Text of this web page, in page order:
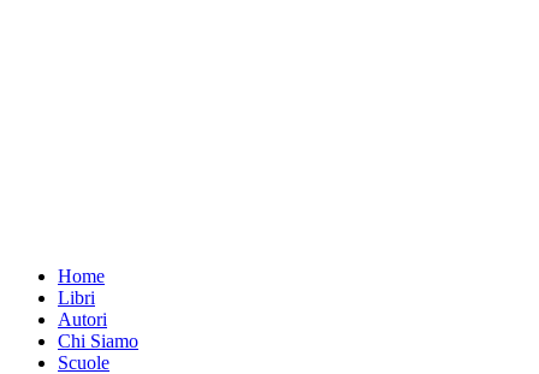
Home
Libri
Autori
Chi Siamo
Scuole